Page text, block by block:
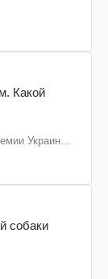
Какой
Украины
собаки